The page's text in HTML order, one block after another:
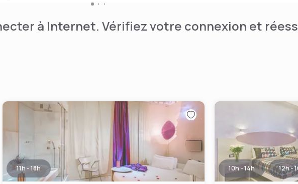
à Internet. Vérifiez votre connexion et
11h - 18h 10h - 14h 12h -